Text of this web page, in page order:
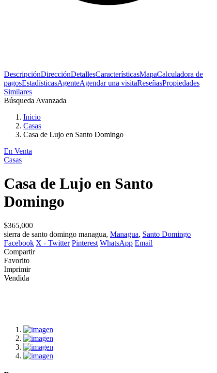
DescripciónDirecciónDetallesCaracterísticasMapaCalculadora de
pagosEstadísticasAgenteAgendar una visitaReseñasPropiedades
Similares
Búsqueda Avanzada
Inicio
Casas
Casa de Lujo en Santo Domingo
En Venta
Casas
Casa de Lujo en Santo
Domingo
$365,000
sierra de santo domingo managua, Managua, Santo Domingo
Facebook X - Twitter Pinterest WhatsApp Email
Compartir
Favorito
Imprimir
Vendida